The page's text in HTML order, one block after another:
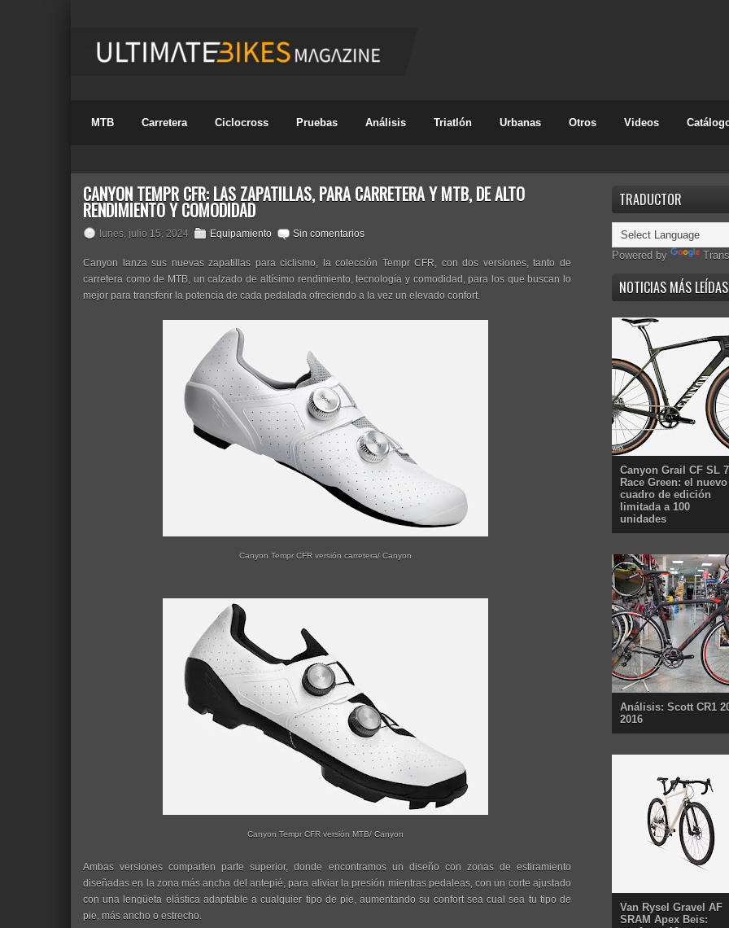
MTB Carretera Ciclocross Pruebas Análisis Triatlón Urbanas Otros Videos
CANYON TEMPR CFR: LAS ZAPATILLAS, PARA CARRETERA Y MTB, DE ALTO
RENDIMIENTO Y COMODIDAD
lunes, julio 15, 2024 Equipamiento Sin comentarios
Canyon lanza sus nuevas zapatillas para ciclismo, la colección Tempr CFR, con dos versiones, tanto de
carretera como de MTB, un calzado de altísimo rendimiento, tecnología y comodidad, para los que buscan lo
mejor para transferir la potencia de cada pedalada ofreciendo a la vez un elevado confort.
Canyon Tempr CFR versión carretera/ Canyon
Canyon Tempr CFR versión MTB/ Canyon
Ambas versiones comparten parte superior, donde encontramos un diseño con zonas de estiramiento
diseñadas en la zona más ancha del antepié, para aliviar la presión mientras pedaleas, con un corte ajustado
con una lengüeta elástica adaptable a cualquier tipo de pie, aumentando su confort sea cual sea tu tipo de
pie, más ancho o estrecho.
TRADUCTOR
Powered by
NOTICIAS MÁS LEÍDAS
Canyon Grail CF SL 7
Race Green: el nuevo
cuadro de edición
limitada a 100
unidades
Análisis: Scott CR1
2016
Van Rysel Gravel AF
SRAM Apex Beis: